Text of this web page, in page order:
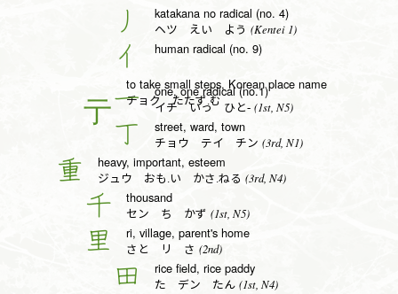
丿 katakana no radical (no. 4)
ヘツ えい よう (Kentei 1)
亻 human radical (no. 9)
to take small steps, Korean place name
チョク たたず.む
一 one, one radical (no.1)
イチ いっ ひと- (1st, N5)
丁 street, ward, town
チョウ テイ チン (3rd, N1)
重 heavy, important, esteem
ジュウ おも.い かさ.ねる (3rd, N4)
千 thousand
セン ち かず (1st, N5)
里 ri, village, parent's home
さと リ さ (2nd)
田 rice field, rice paddy
た デン たん (1st, N4)